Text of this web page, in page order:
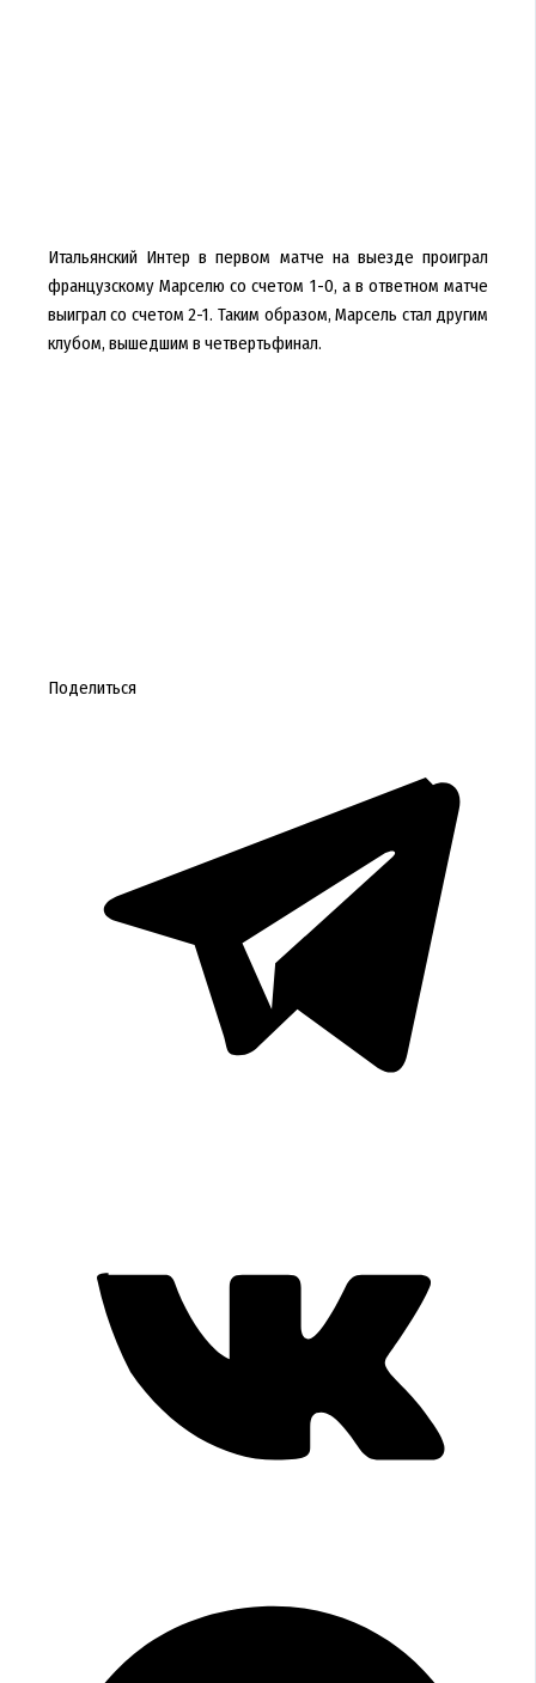
Итальянский Интер в первом матче на выезде проиграл
французскому Марселю со счетом 1-0, а в ответном матче
выиграл со счетом 2-1. Таким образом, Марсель стал другим
клубом, вышедшим в четвертьфинал.
Поделиться